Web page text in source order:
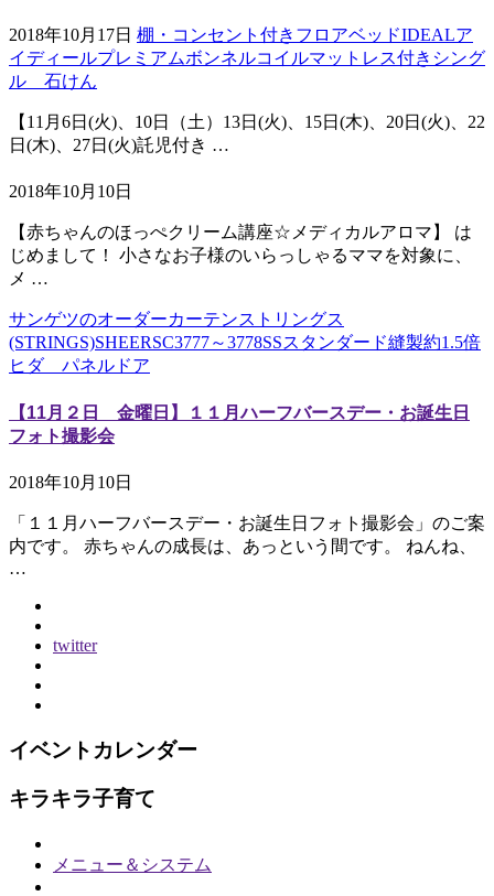
2018年10月17日 棚・コンセント付きフロアベッドIDEALア
イディールプレミアムボンネルコイルマットレス付きシング
ル 石けん
【11月6日(火)、10日（土）13日(火)、15日(木)、20日(火)、22
日(木)、27日(火)託児付き …
2018年10月10日
【赤ちゃんのほっぺクリーム講座☆メディカルアロマ】 は
じめまして！ 小さなお子様のいらっしゃるママを対象に、
メ …
サンゲツのオーダーカーテンストリングス
(STRINGS)SHEERSC3777～3778SSスタンダード縫製約1.5倍
ヒダ パネルドア
【11月２日 金曜日】１１月ハーフバースデー・お誕生日
フォト撮影会
2018年10月10日
「１１月ハーフバースデー・お誕生日フォト撮影会」のご案
内です。 赤ちゃんの成長は、あっという間です。 ねんね、
…
twitter
イベントカレンダー
キラキラ子育て
メニュー＆システム